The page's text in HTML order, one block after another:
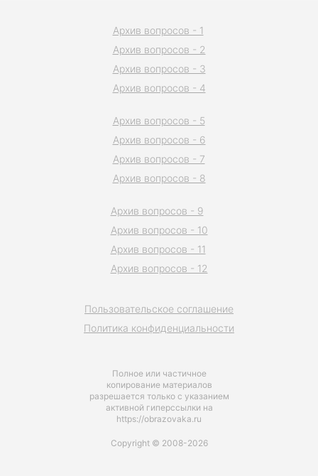
Полное или частичное
копирование материалов
разрешается только с указанием
активной гиперссылки на
https://obrazovaka.ru
Пользовательское соглашение
Политика конфиденциальности
Архив вопросов - 1
Архив вопросов - 2
Архив вопросов - 3
Архив вопросов - 4
Архив вопросов - 5
Архив вопросов - 6
Архив вопросов - 7
Архив вопросов - 8
Архив вопросов - 9
Архив вопросов - 10
Архив вопросов - 11
Архив вопросов - 12
Copyright © 2008-2026